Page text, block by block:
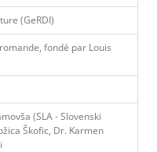
(GeRDI)
fondé par Louis
(SLA - Slovenski
Škofic, Dr. Karmen